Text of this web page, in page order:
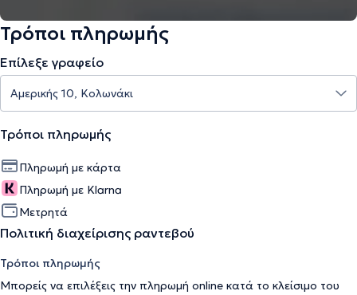
Τρόποι πληρωμής
Επίλεξε γραφείο
Τρόποι πληρωμής
Πληρωμή με κάρτα
Πληρωμή με Klarna
Μετρητά
Πολιτική διαχείρισης ραντεβού
Τρόποι πληρωμής
Μπορείς να επιλέξεις την πληρωμή online κατά το κλείσιμο του